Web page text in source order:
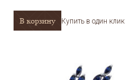
В корзину Купить в один клик